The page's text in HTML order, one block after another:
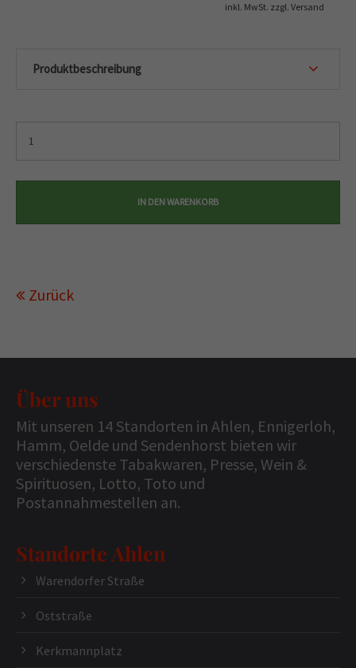
inkl. MwSt. zzgl. Versand
Produktbeschreibung
Zurück
Über uns
Mit unseren 14 Standorten in Ahlen, Ennigerloh,
Hamm, Oelde und Sendenhorst bieten wir
verschiedenste Tabakwaren, Presse, Wein &
Spirituosen, Lotto, Toto und
Postannahmestellen an.
Standorte Ahlen
Warendorfer Straße
Oststraße
Kerkmannplatz